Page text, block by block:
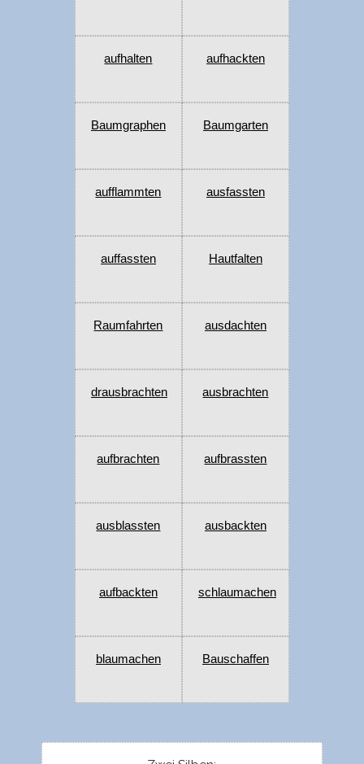
aufhalten aufhackten
Baumgraphen Baumgarten
aufflammten ausfassten
auffassten Hautfalten
Raumfahrten ausdachten
drausbrachten ausbrachten
aufbrachten aufbrassten
ausblassten ausbackten
aufbackten schlaumachen
blaumachen Bauschaffen